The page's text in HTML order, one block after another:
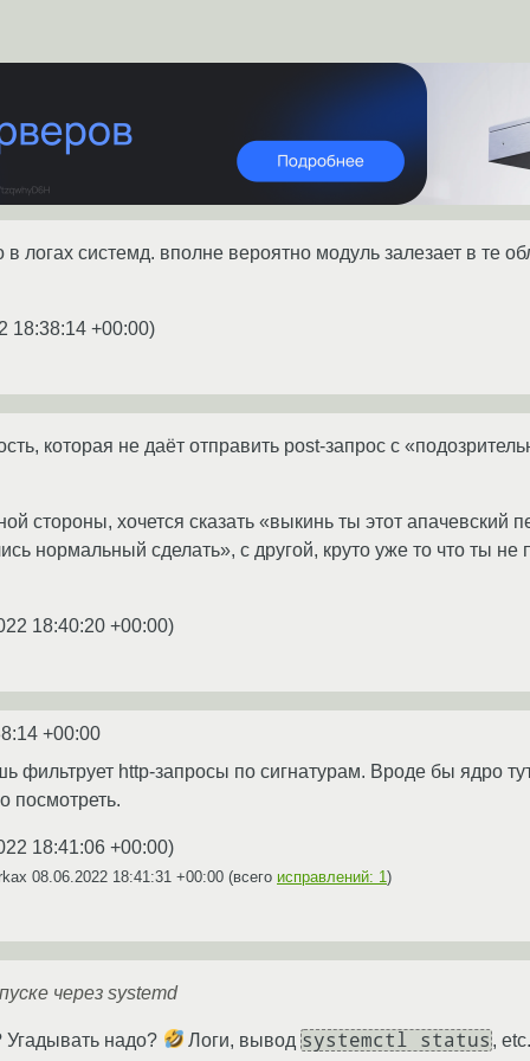
в логах системд. вполне вероятно модуль залезает в те
18:38:14 +00:00)
которая не даёт отправить post-запрос с
стороны, хочется сказать «выкинь ты этот апачевский
нормальный сделать», с другой, круто уже то что ты
18:40:20 +00:00)
+00:00
фильтрует http-запросы по сигнатурам. Вроде бы ядро
посмотреть.
18:41:06 +00:00)
08.06.2022 18:41:31 +00:00 (всего исправлений: 1 )
через systemd
Угадывать надо? Логи, выводsystemctl status,